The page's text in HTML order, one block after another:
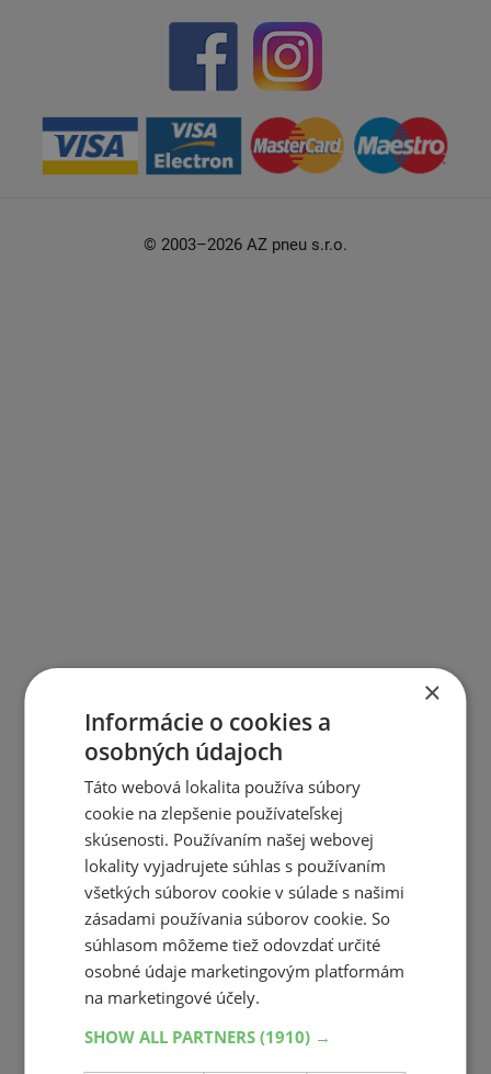
© 2003–2026 AZ pneu s.r.o.
×
Informácie o cookies a
osobných údajoch
Táto webová lokalita používa súbory
cookie na zlepšenie používateľskej
skúsenosti. Používaním našej webovej
lokality vyjadrujete súhlas s používaním
všetkých súborov cookie v súlade s našimi
zásadami používania súborov cookie. So
súhlasom môžeme tiež odovzdať určité
osobné údaje marketingovým platformám
na marketingové účely.
SHOW ALL PARTNERS(1910) →